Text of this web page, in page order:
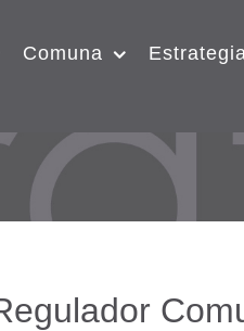
Comuna Estrategia